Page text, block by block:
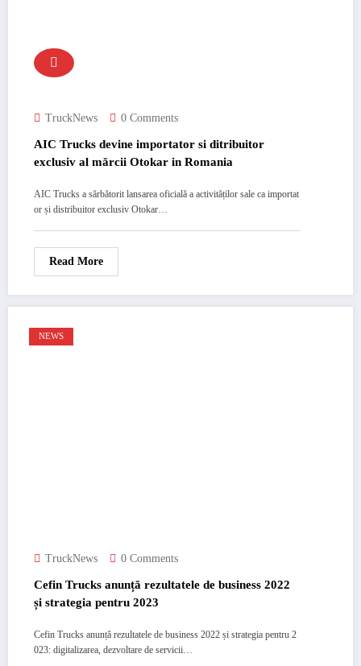
TruckNews 0 Comments
AIC Trucks devine importator si ditribuitor
exclusiv al mărcii Otokar in Romania
AIC Trucks a sărbătorit lansarea oficială a activităților sale ca importat
or și distribuitor exclusiv Otokar…
Read More
NEWS
TruckNews 0 Comments
Cefin Trucks anunță rezultatele de business 2022
și strategia pentru 2023
Cefin Trucks anunță rezultatele de business 2022 și strategia pentru 2
023: digitalizarea, dezvoltare de servicii…